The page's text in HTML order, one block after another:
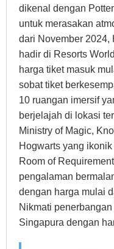
dikenal dengan
untuk merasakan
dari November 2024,
hadir di Resorts
harga tiket masuk
sobat tiket
10 ruangan imersif
berjelajah di lokasi
Ministry of Magic,
Hogwarts yang
Room of
pengalaman
dengan harga mulai
Nikmati
Singapura dengan